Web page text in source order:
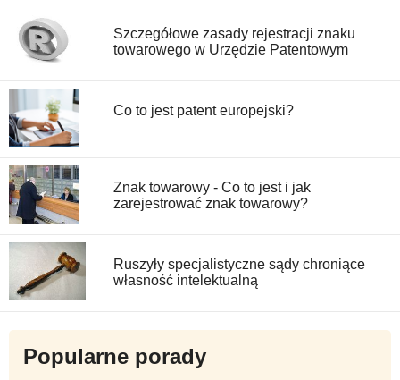
Szczegółowe zasady rejestracji znaku
towarowego w Urzędzie Patentowym
Co to jest patent europejski?
Znak towarowy - Co to jest i jak
zarejestrować znak towarowy?
Ruszyły specjalistyczne sądy chroniące
własność intelektualną
Popularne porady